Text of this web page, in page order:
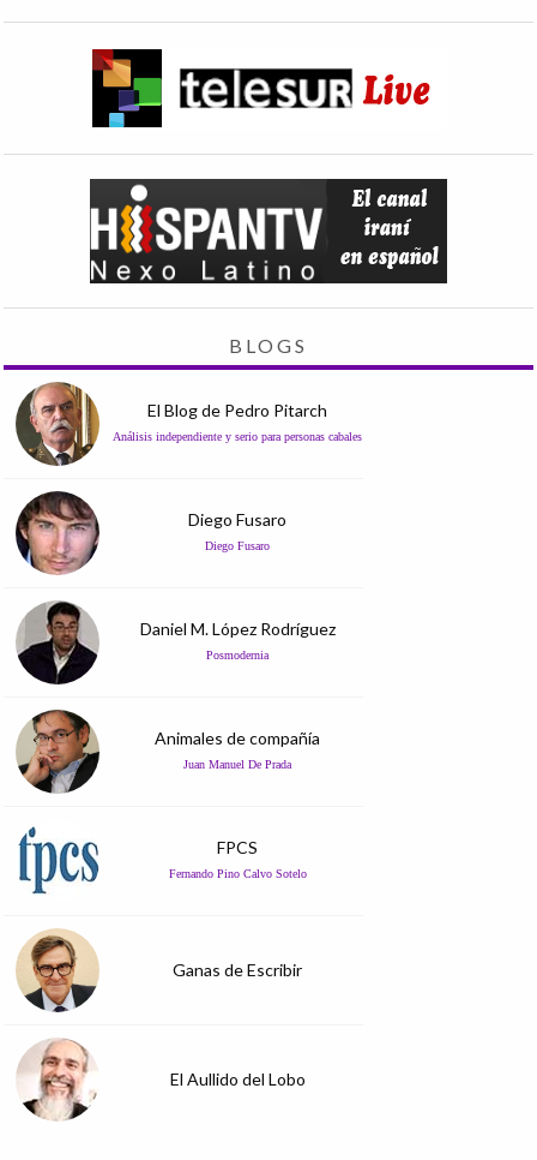
BLOGS
El Blog de Pedro Pitarch
Análisis independiente y serio para personas cabales
Diego Fusaro
Diego Fusaro
Daniel M. López Rodríguez
Posmodernia
Animales de compañía
Juan Manuel De Prada
FPCS
Fernando Pino Calvo Sotelo
Ganas de Escribir
El Aullido del Lobo